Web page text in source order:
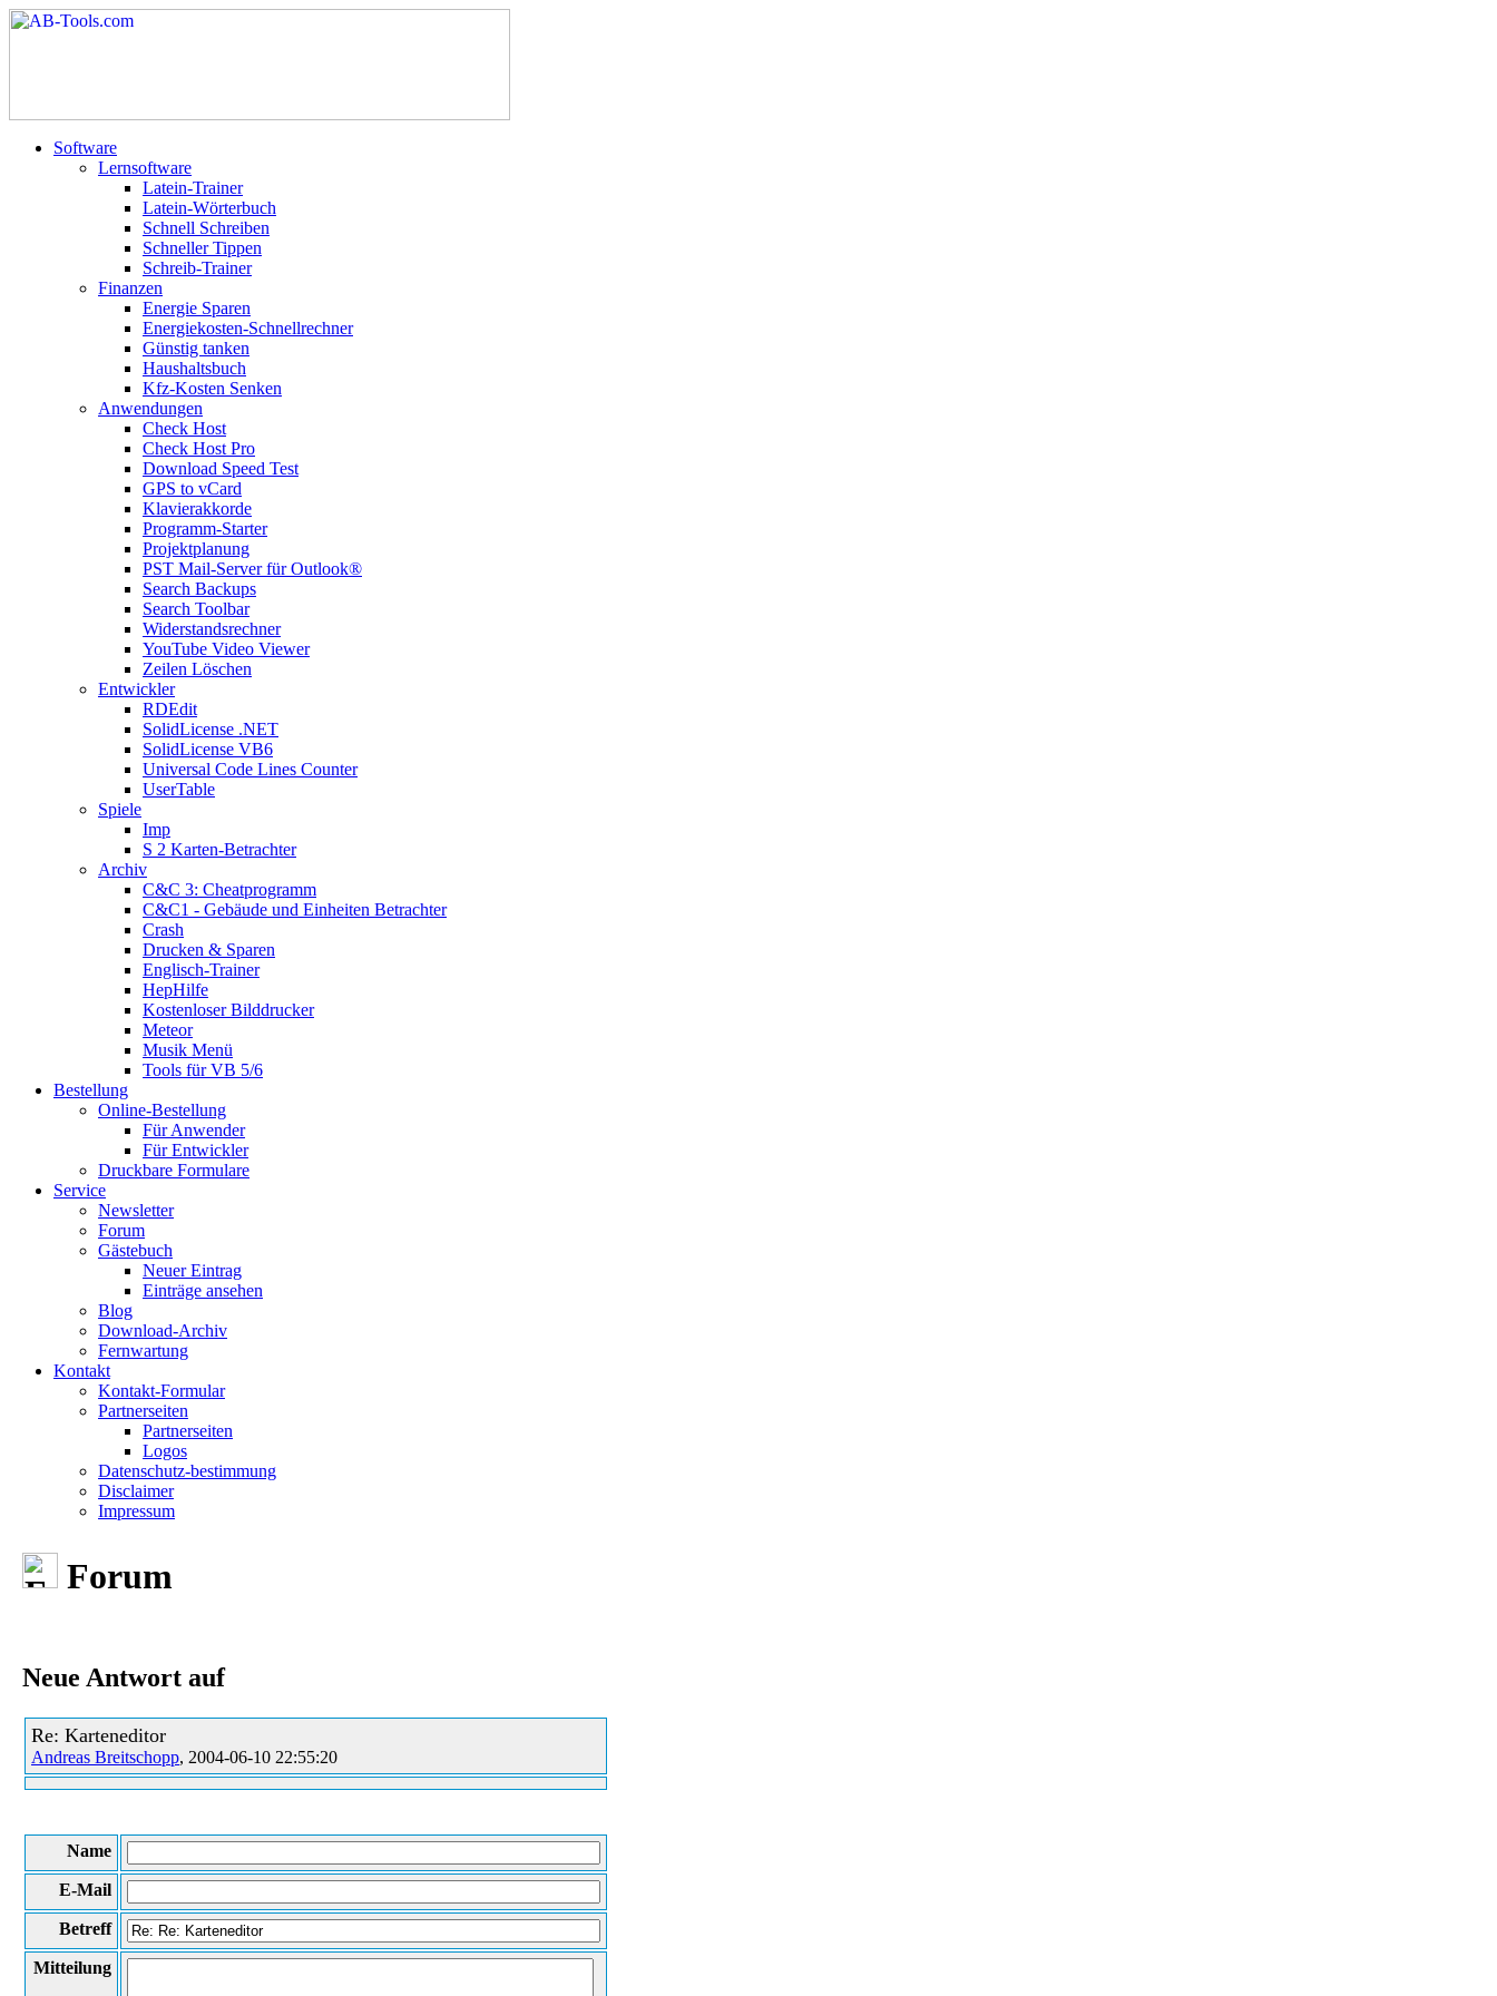
Software
Lernsoftware
Latein-Trainer
Latein-Wörterbuch
Schnell Schreiben
Schneller Tippen
Schreib-Trainer
Finanzen
Energie Sparen
Energiekosten-Schnellrechner
Günstig tanken
Haushaltsbuch
Kfz-Kosten Senken
Anwendungen
Check Host
Check Host Pro
Download Speed Test
GPS to vCard
Klavierakkorde
Programm-Starter
Projektplanung
PST Mail-Server für Outlook®
Search Backups
Search Toolbar
Widerstandsrechner
YouTube Video Viewer
Zeilen Löschen
Entwickler
RDEdit
SolidLicense .NET
SolidLicense VB6
Universal Code Lines Counter
UserTable
Spiele
Imp
S 2 Karten-Betrachter
Archiv
C&C 3: Cheatprogramm
C&C1 - Gebäude und Einheiten Betrachter
Crash
Drucken & Sparen
Englisch-Trainer
HepHilfe
Kostenloser Bilddrucker
Meteor
Musik Menü
Tools für VB 5/6
Bestellung
Online-Bestellung
Für Anwender
Für Entwickler
Druckbare Formulare
Service
Newsletter
Forum
Gästebuch
Neuer Eintrag
Einträge ansehen
Blog
Download-Archiv
Fernwartung
Kontakt
Kontakt-Formular
Partnerseiten
Partnerseiten
Logos
Datenschutz-bestimmung
Disclaimer
Impressum
Forum
Neue Antwort auf
Re: Karteneditor
Andreas Breitschopp, 2004-06-10 22:55:20
Name
E-Mail
Betreff
Mitteilung